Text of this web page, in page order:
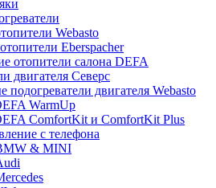
Webasto
Eberspacher
отопители салона DEFA
двигателя Северс
подогреватели двигателя Webasto
WarmUp
ComfortKit и ComfortKit Plus
с телефона
& MINI